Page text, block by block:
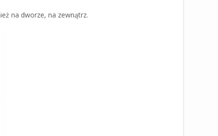
na dworze, na zewnątrz.